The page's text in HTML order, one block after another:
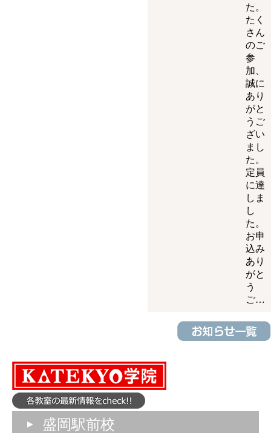
た。
たく
さん
のご
参
加、
誠に
あり
がと
うご
ざい
まし
た。
定員
に達
しま
し
た。
お申
込み
あり
がと
う
ご…
盛岡駅前校